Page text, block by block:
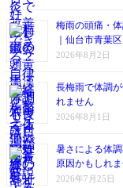
梅雨の頭痛・
｜仙台市青葉
2026年8月2日
長梅雨で体調
れません
2026年8月1日
暑さによる体
原因かもしれ
2026年7月25日